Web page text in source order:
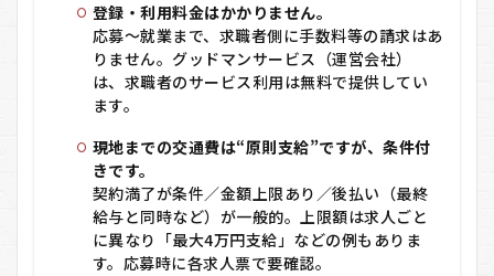
登録・利用料金はかかりません。
応募～就業まで、求職者側に手数料等の請求はあ
りません。グッドマンサービス（運営会社）
は、求職者のサービス利用は無料で提供してい
ます。
現地までの交通費は“原則支給”ですが、条件付
きです。
契約満了が条件／金額上限あり／後払い（最終
給与と同時など）が一般的。上限額は求人ごと
に異なり「最大4万円支給」などの例もありま
す。応募時に各求人票で要確認。